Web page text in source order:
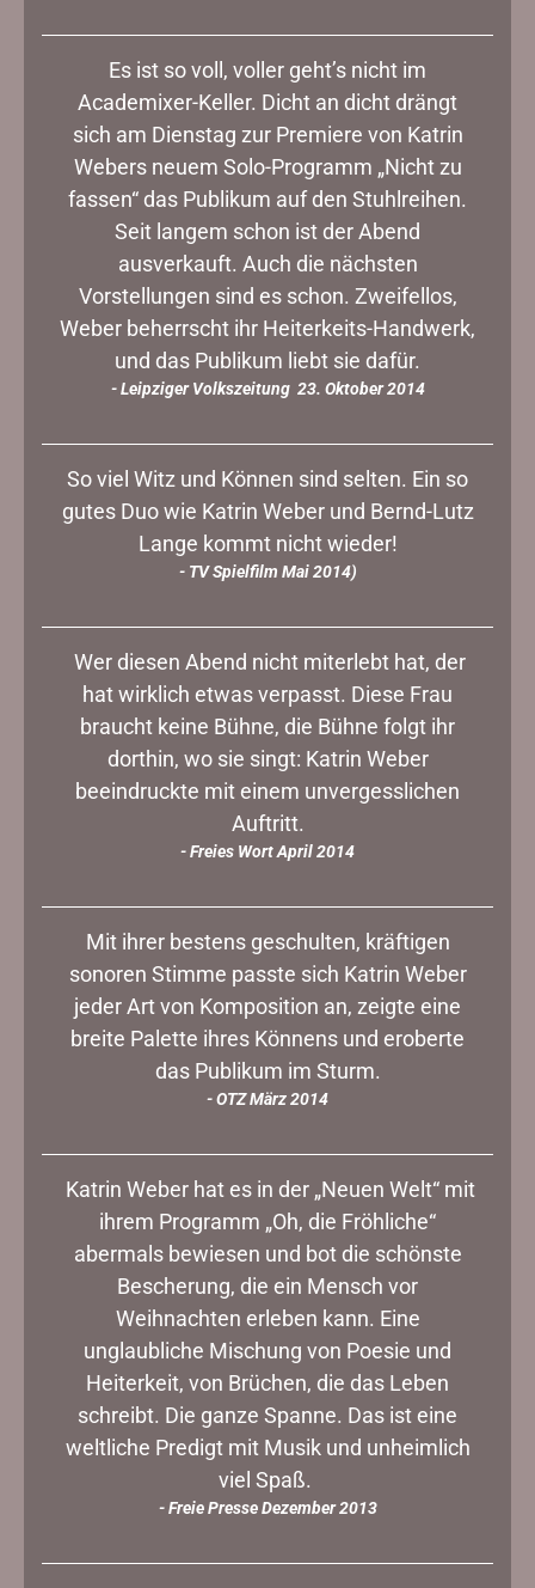
Es ist so voll, voller geht’s nicht im
Academixer-Keller. Dicht an dicht drängt
sich am Dienstag zur Premiere von Katrin
Webers neuem Solo-Programm „Nicht zu
fassen“ das Publikum auf den Stuhlreihen.
Seit langem schon ist der Abend
ausverkauft. Auch die nächsten
Vorstellungen sind es schon. Zweifellos,
Weber beherrscht ihr Heiterkeits-Handwerk,
und das Publikum liebt sie dafür.
- Leipziger Volkszeitung 23. Oktober 2014
So viel Witz und Können sind selten. Ein so
gutes Duo wie Katrin Weber und Bernd-Lutz
Lange kommt nicht wieder!
- TV Spielfilm Mai 2014)
Wer diesen Abend nicht miterlebt hat, der
hat wirklich etwas verpasst. Diese Frau
braucht keine Bühne, die Bühne folgt ihr
dorthin, wo sie singt: Katrin Weber
beeindruckte mit einem unvergesslichen
Auftritt.
- Freies Wort April 2014
Mit ihrer bestens geschulten, kräftigen
sonoren Stimme passte sich Katrin Weber
jeder Art von Komposition an, zeigte eine
breite Palette ihres Könnens und eroberte
das Publikum im Sturm.
- OTZ März 2014
Katrin Weber hat es in der „Neuen Welt“ mit
ihrem Programm „Oh, die Fröhliche“
abermals bewiesen und bot die schönste
Bescherung, die ein Mensch vor
Weihnachten erleben kann. Eine
unglaubliche Mischung von Poesie und
Heiterkeit, von Brüchen, die das Leben
schreibt. Die ganze Spanne. Das ist eine
weltliche Predigt mit Musik und unheimlich
viel Spaß.
- Freie Presse Dezember 2013